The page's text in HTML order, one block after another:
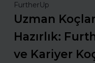
FurtherUp
Uzman
Hazırlık:
ve Kariyer